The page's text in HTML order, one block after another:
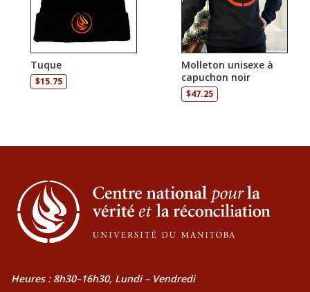
Tuque
$15.75
Molleton unisexe à
capuchon noir
$47.25
Heures : 8h30–16h30, Lundi – Vendredi